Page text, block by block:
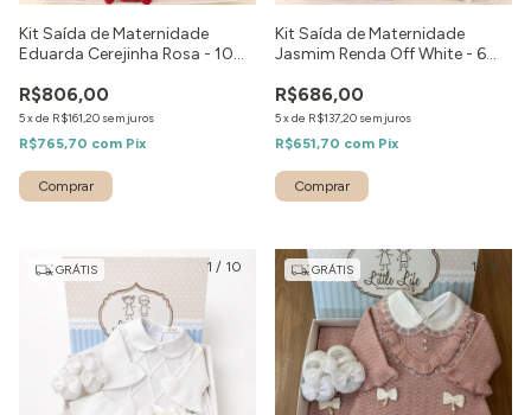
Kit Saída de Maternidade
Eduarda Cerejinha Rosa - 10
R$806,00
5xde R$161,20 sem juros
R$765,70 com Pix
Comprar
Kit Saída de Maternidade
Jasmim Renda Off White - 6
R$686,00
5xde R$137,20 sem juros
R$651,70 com Pix
Comprar
1 / 10
GRÁTIS 1/ 9
GRÁTIS